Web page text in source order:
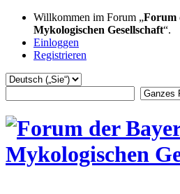
Willkommen im Forum „Forum
Mykologischen Gesellschaft“.
Einloggen
Registrieren